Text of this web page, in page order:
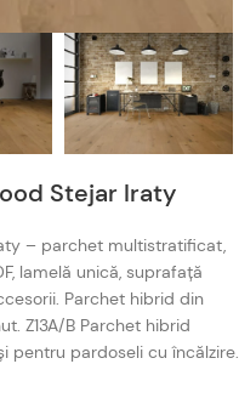
Stejar Iraty
– parchet multistratificat,
lamelă unică, suprafață
Parchet hibrid din
Z13A/B Parchet hibrid
pentru pardoseli cu încălzire.